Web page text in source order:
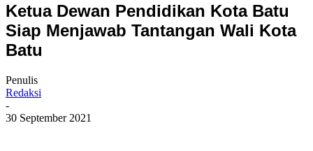
Ketua Dewan Pendidikan Kota Batu
Siap Menjawab Tantangan Wali Kota
Batu
Penulis
Redaksi
-
30 September 2021